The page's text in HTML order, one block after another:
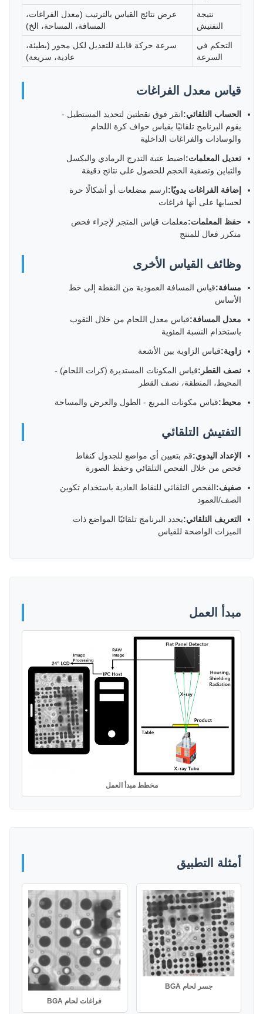
نتيجة
التفتيش
عرض نتائج القياس بالترتيب (معدل الفراغات،
المسافة، المساحة، الخ)
التحكم في
السرعة
سرعة حركة قابلة للتعديل لكل محور (بطيئة،
عادية، سريعة)
قياس معدل الفراغات
الحساب التلقائي:انقر فوق نقطتين لتحديد المستطيل -
يقوم البرنامج تلقائيًا بقياس حواف كرة اللحام
والوسادات والفراغات الداخلية
تعديل المعلمات:اضبط عتبة التدرج الرمادي والبكسل
والتباين وتصفية الحجم للحصول على نتائج دقيقة
إضافة الفراغات يدويًا:ارسم مضلعات أو أشكالًا حرة
لحسابها على أنها فراغات
حفظ المعلمات:معلمات قياس المتجر لإجراء فحص
متكرر فعال للمنتج
وظائف القياس الأخرى
مسافة:قياس المسافة العمودية من النقطة إلى خط
الأساس
معدل المسافة:قياس معدل اللحام من خلال الثقوب
باستخدام النسبة المئوية
زاوية:قياس الزاوية بين الأشعة
نصف القطر:قياس المكونات المستديرة (كرات اللحام) -
المحيط، المنطقة، نصف القطر
محيط:قياس مكونات المربع - الطول والعرض والمساحة
التفتيش التلقائي
الإعداد اليدوي:قم بتعيين أي مواضع للجدول كنقاط
فحص من خلال الفحص التلقائي وحفظ الصورة
صفيف:الفحص التلقائي للنقاط العادية باستخدام تكوين
الصف/العمود
التعريف التلقائي:يحدد البرنامج تلقائيًا المواضع ذات
الميزات الواضحة للقياس
مبدأ العمل
مخطط مبدأ العمل
أمثلة التطبيق
جسر لحام BGA
فراغات لحام BGA